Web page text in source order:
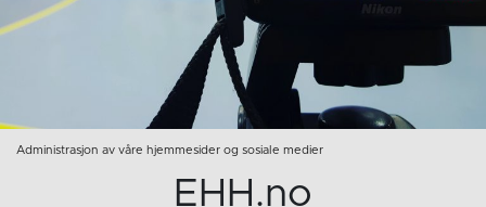
Administrasjon av våre hjemmesider og sosiale medier
EHH.no